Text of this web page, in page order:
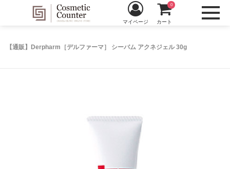
【通販】Derpharm［デルファーマ］ シーバム アクネジェル 30g
マイページ カート
0